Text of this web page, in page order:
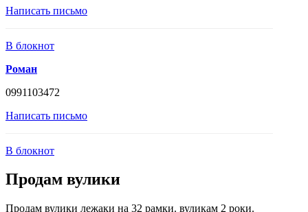
Написать письмо
В блокнот
Роман
0991103472
Написать письмо
В блокнот
Продам вулики
Продам вулики лежаки на 32 рамки. вуликам 2 роки.